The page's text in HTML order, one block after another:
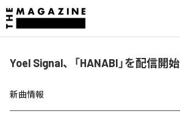
Yoel Signal、「HANABI」を配信開始
新曲情報